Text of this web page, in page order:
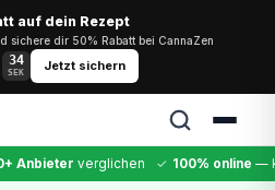
auf dein Rezept
sichere dir 50% Rabatt bei CannaZen
34
SEK Jetzt sichern
Anbieter verglichen ✓ 100% online —